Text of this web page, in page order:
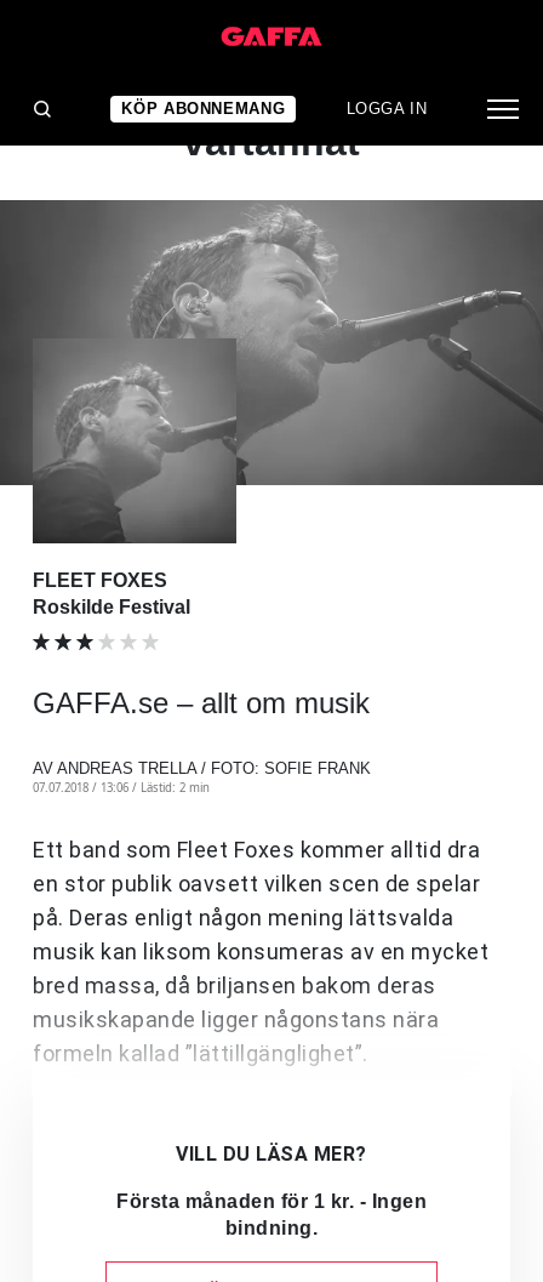
KÖP ABONNEMANG LOGGA IN
ALBUMRECENSION
Mediokert och briljant om
vartannat
FLEET FOXES
Roskilde Festival
GAFFA.se – allt om musik
AV ANDREAS TRELLA / FOTO: SOFIE FRANK
07.07.2018 / 13:06 / Lästid: 2 min
Ett band som Fleet Foxes kommer alltid dra
en stor publik oavsett vilken scen de spelar
på. Deras enligt någon mening lättsvalda
musik kan liksom konsumeras av en mycket
bred massa, då briljansen bakom deras
musikskapande ligger någonstans nära
formeln kallad ”lättillgänglighet”.
VILL DU LÄSA MER?
Första månaden för 1 kr. - Ingen
bindning.